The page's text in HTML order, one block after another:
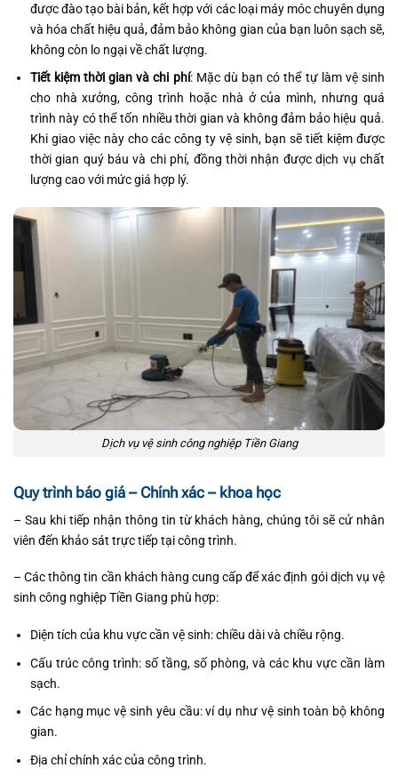
được đào tạo bài bản, kết hợp với các loại máy móc chuyên dụng
và hóa chất hiệu quả, đảm bảo không gian của bạn luôn sạch sẽ,
không còn lo ngại về chất lượng.
Tiết kiệm thời gian và chi phí: Mặc dù bạn có thể tự làm vệ sinh
cho nhà xưởng, công trình hoặc nhà ở của mình, nhưng quá
trình này có thể tốn nhiều thời gian và không đảm bảo hiệu quả.
Khi giao việc này cho các công ty vệ sinh, bạn sẽ tiết kiệm được
thời gian quý báu và chi phí, đồng thời nhận được dịch vụ chất
lượng cao với mức giá hợp lý.
Dịch vụ vệ sinh công nghiệp Tiền Giang
Quy trình báo giá – Chính xác – khoa học
– Sau khi tiếp nhận thông tin từ khách hàng, chúng tôi sẽ cử nhân
viên đến khảo sát trực tiếp tại công trình.
– Các thông tin cần khách hàng cung cấp để xác định gói dịch vụ vệ
sinh công nghiệp Tiền Giang phù hợp:
Diện tích của khu vực cần vệ sinh: chiều dài và chiều rộng.
Cấu trúc công trình: số tầng, số phòng, và các khu vực cần làm
sạch.
Các hạng mục vệ sinh yêu cầu: ví dụ như vệ sinh toàn bộ không
gian.
Địa chỉ chính xác của công trình.